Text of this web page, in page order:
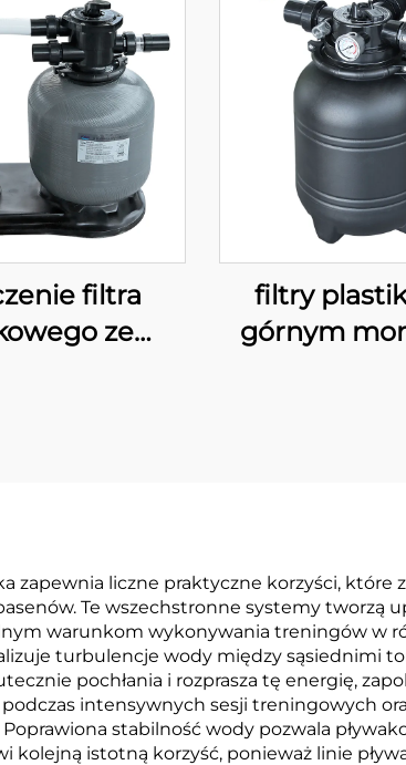
filtra
ze
filtry
górnym
zapewnia liczne praktyczne korzyści,
Te wszechstronne systemy tworzą
warunkom wykonywania treningów w
turbulencje wody między sąsiednimi
pochłania i rozprasza tę energię,
intensywnych sesji treningowych
stabilność wody pozwala
kolejną istotną korzyść, ponieważ linie